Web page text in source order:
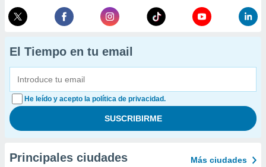
El Tiempo en tu email
He leído y acepto la política de privacidad.
Principales ciudades Más ciudades